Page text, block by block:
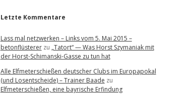
Letzte Kommentare
Lass mal netzwerken – Links vom 5. Mai 2015 –
betonflüstererzu „Tatort“ — Was Horst Szymaniak mit
der Horst-Schimanski-Gasse zu tun hat
Alle Elfmeterschießen deutscher Clubs im Europapokal
(und Losentscheide) – Trainer Baade zu
Elfmeterschießen, eine bayrische Erfindung